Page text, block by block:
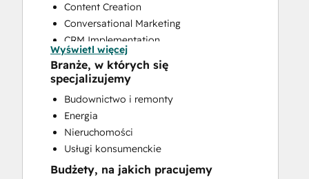
Content Creation
Conversational Marketing
CRM Implementation
CRM Migration
Custom API Integrations
Customer Marketing
Customer Success Training
Customer Support Training
Email Marketing
Full Inbound Marketing Services
HubSpot Onboarding
Wyświetl więcej
Branże, w których się
specjalizujemy
Budownictwo i remonty
Energia
Nieruchomości
Usługi konsumenckie
Budżety, na jakich pracujemy